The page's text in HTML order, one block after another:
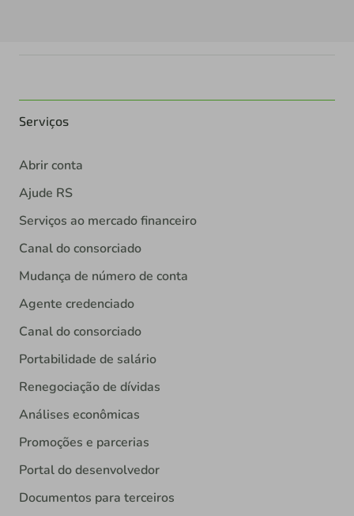
Serviços
Abrir conta
Ajude RS
Serviços ao mercado financeiro
Canal do consorciado
Mudança de número de conta
Agente credenciado
Canal do consorciado
Portabilidade de salário
Renegociação de dívidas
Análises econômicas
Promoções e parcerias
Portal do desenvolvedor
Documentos para terceiros